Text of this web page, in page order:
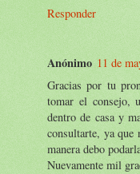
Responder
Anónimo 11 de
Gracias por tu
tomar el consejo,
dentro de casa y
consultarte, ya que
manera debo
Nuevamente mil